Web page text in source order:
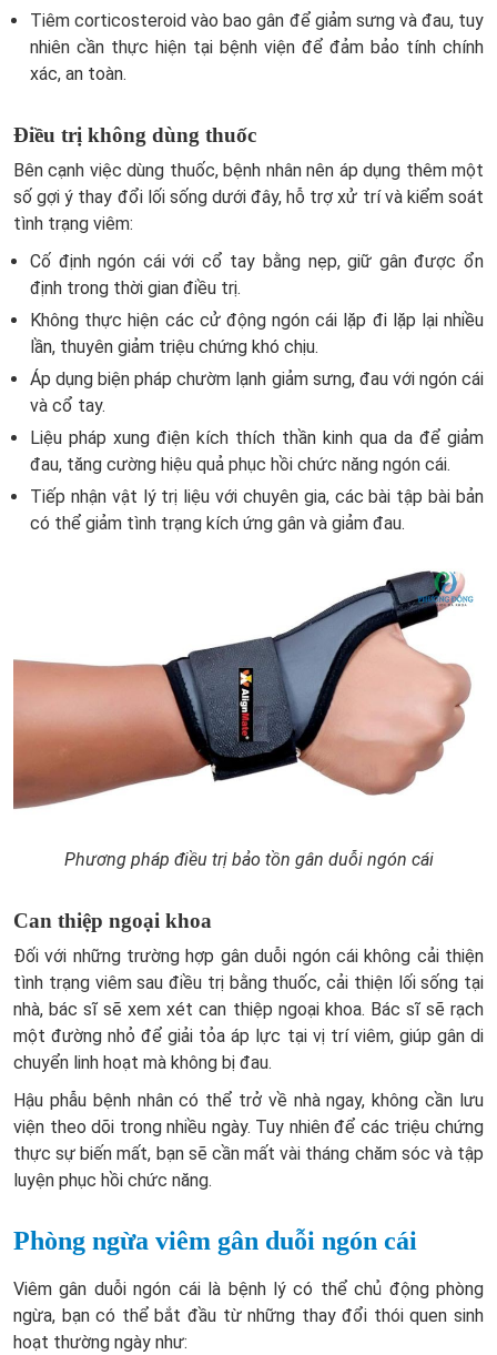
Tiêm corticosteroid vào bao gân để giảm sưng và đau, tuy
nhiên cần thực hiện tại bệnh viện để đảm bảo tính chính
xác, an toàn.
Điều trị không dùng thuốc
Bên cạnh việc dùng thuốc, bệnh nhân nên áp dụng thêm một
số gợi ý thay đổi lối sống dưới đây, hỗ trợ xử trí và kiểm soát
tình trạng viêm:
Cố định ngón cái với cổ tay bằng nẹp, giữ gân được ổn
định trong thời gian điều trị.
Không thực hiện các cử động ngón cái lặp đi lặp lại nhiều
lần, thuyên giảm triệu chứng khó chịu.
Áp dụng biện pháp chườm lạnh giảm sưng, đau với ngón cái
và cổ tay.
Liệu pháp xung điện kích thích thần kinh qua da để giảm
đau, tăng cường hiệu quả phục hồi chức năng ngón cái.
Tiếp nhận vật lý trị liệu với chuyên gia, các bài tập bài bản
có thể giảm tình trạng kích ứng gân và giảm đau.
Phương pháp điều trị bảo tồn gân duỗi ngón cái
Can thiệp ngoại khoa
Đối với những trường hợp gân duỗi ngón cái không cải thiện
tình trạng viêm sau điều trị bằng thuốc, cải thiện lối sống tại
nhà, bác sĩ sẽ xem xét can thiệp ngoại khoa. Bác sĩ sẽ rạch
một đường nhỏ để giải tỏa áp lực tại vị trí viêm, giúp gân di
chuyển linh hoạt mà không bị đau.
Hậu phẫu bệnh nhân có thể trở về nhà ngay, không cần lưu
viện theo dõi trong nhiều ngày. Tuy nhiên để các triệu chứng
thực sự biến mất, bạn sẽ cần mất vài tháng chăm sóc và tập
luyện phục hồi chức năng.
Phòng ngừa viêm gân duỗi ngón cái
Viêm gân duỗi ngón cái là bệnh lý có thể chủ động phòng
ngừa, bạn có thể bắt đầu từ những thay đổi thói quen sinh
hoạt thường ngày như: